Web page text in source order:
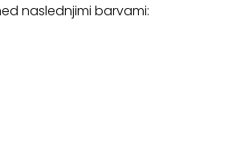
naslednjimi barvami: